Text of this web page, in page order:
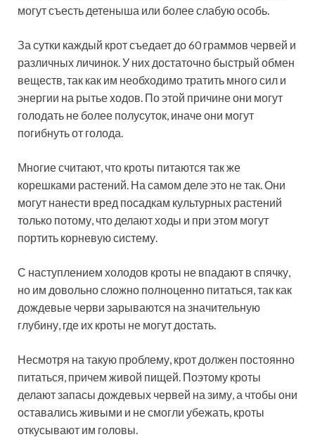
могут съесть детеныша или более слабую особь.
За сутки каждый крот съедает до 60 граммов червей и
различных личинок. У них достаточно быстрый обмен
веществ, так как им необходимо тратить много сил и
энергии на рытье ходов. По этой причине они могут
голодать не более полусуток, иначе они могут
погибнуть от голода.
Многие считают, что кроты питаются так же
корешками растений. На самом деле это не так. Они
могут нанести вред посадкам культурных растений
только потому, что делают ходы и при этом могут
портить корневую систему.
С наступлением холодов кроты не впадают в спячку,
но им довольно сложно полноценно питаться, так как
дождевые черви зарываются на значительную
глубину, где их кроты не могут достать.
Несмотря на такую проблему, крот должен постоянно
питаться, причем живой пищей. Поэтому кроты
делают запасы дождевых червей на зиму, а чтобы они
оставались живыми и не смогли убежать, кроты
откусывают им головы.